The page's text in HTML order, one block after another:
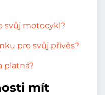
svůj motocykl?
pro svůj přívěs?
platná?
mít